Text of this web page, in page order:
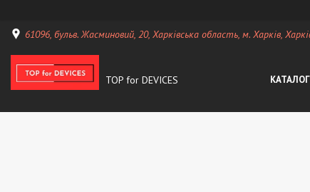
61096, бульв. Жасминовий, 20, Харківська область, м. Харків,
TOP for DEVICES